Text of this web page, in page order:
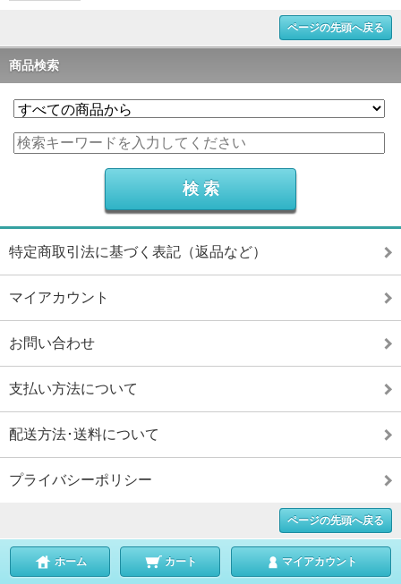
ページの先頭へ戻る
商品検索
特定商取引法に基づく表記（返品など）
マイアカウント
お問い合わせ
支払い方法について
配送方法･送料について
プライバシーポリシー
ページの先頭へ戻る
ホーム カート マイアカウント